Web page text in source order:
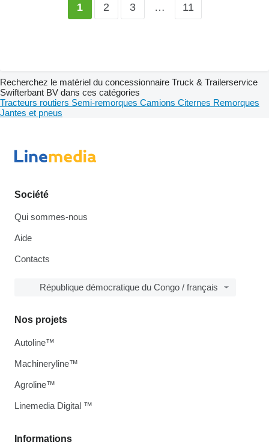
1 2 3 … 11
Recherchez le matériel du concessionnaire Truck & Trailerservice
Swifterbant BV dans ces catégories
Tracteurs routiers Semi-remorques Camions Citernes Remorques
Jantes et pneus
Société
Qui sommes-nous
Aide
Contacts
République démocratique du Congo / français
Informations
Nos projets
Autoline™
Machineryline™
Agroline™
Linemedia Digital ™